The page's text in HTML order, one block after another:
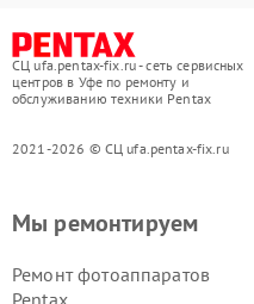
СЦ ufa.pentax-fix.ru - сеть сервисных
центров в Уфе по ремонту и
обслуживанию техники Pentax
2021-2026 © СЦ ufa.pentax-fix.ru
Мы ремонтируем
Ремонт фотоаппаратов
Pentax